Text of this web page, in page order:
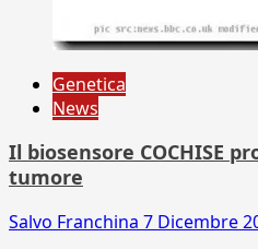
Genetica
News
Il biosensore COCHISE
tumore
Salvo Franchina 7 Dicembre